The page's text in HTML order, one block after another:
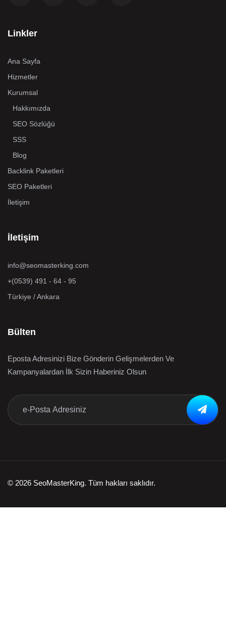
Linkler
Ana Sayfa
Hizmetler
Kurumsal
Hakkımızda
SEO Sözlüğü
SSS
Blog
Backlink Paketleri
SEO Paketleri
İletişim
İletişim
info@seomasterking.com
+(0539) 491 - 64 - 95
Türkiye / Ankara
Bülten
Eposta Adresinizi Bize Gönderin Gelişmelerden Ve
Kampanyalardan İlk Sizin Haberiniz Olsun
© 2026 SeoMasterKing. Tüm hakları saklıdır.